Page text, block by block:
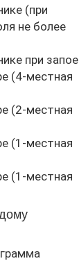
(при
не более
при запое
(4-местная
(2-местная
(1-местная
(1-местная